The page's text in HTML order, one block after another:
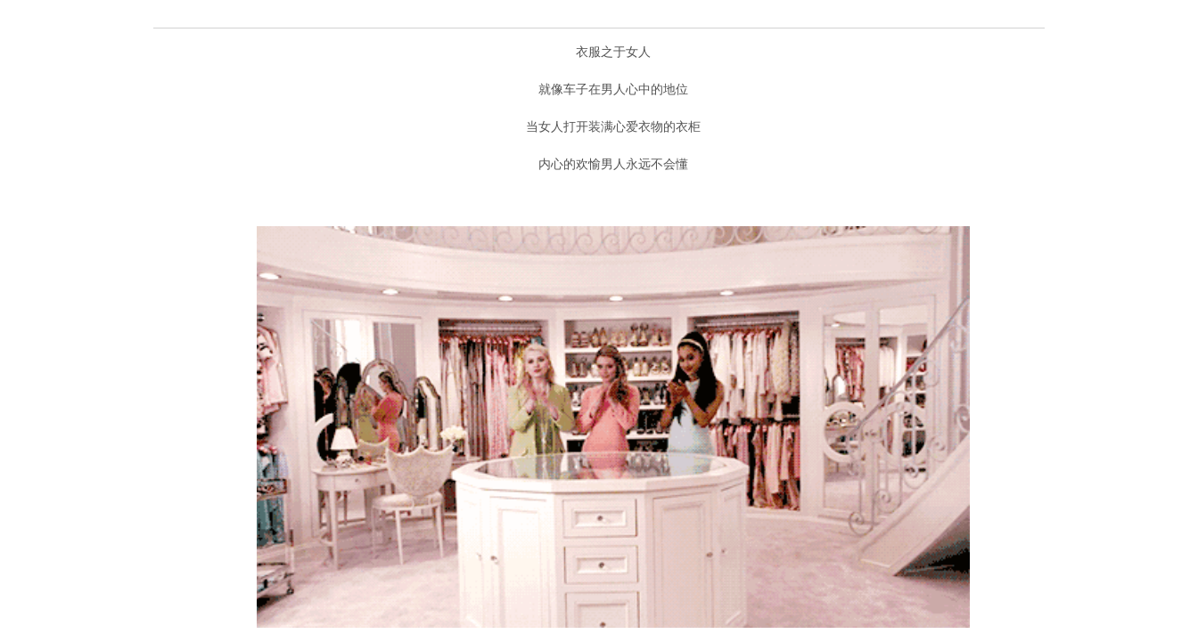
衣服之于女人
就像车子在男人心中的地位
当女人打开装满心爱衣物的衣柜
内心的欢愉男人永远不会懂